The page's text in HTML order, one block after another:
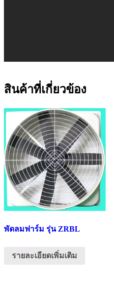
สินค้าที่เกี่ยวข้อง
พัดลมฟาร์ม รุ่น ZRBL
รายละเอียดเพิ่มเติม